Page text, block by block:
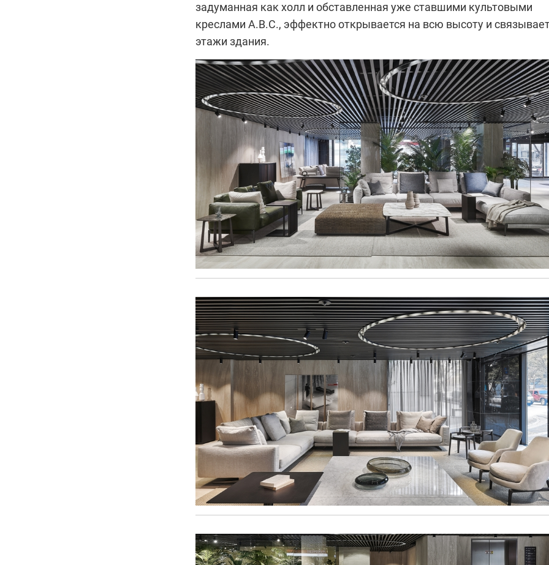
задуманная как холл и обставленная уже ставшими культовыми
креслами A.B.C., эффектно открывается на всю высоту и
этажи здания.